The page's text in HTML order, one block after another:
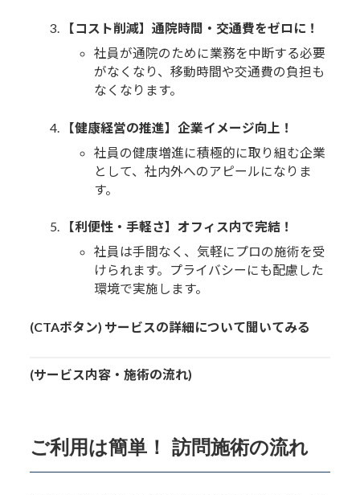
【コスト削減】通院時間・交通費をゼロに！
社員が通院のために業務を中断する必要
がなくなり、移動時間や交通費の負担も
なくなります。
【健康経営の推進】企業イメージ向上！
社員の健康増進に積極的に取り組む企業
として、社内外へのアピールになりま
す。
【利便性・手軽さ】オフィス内で完結！
社員は手間なく、気軽にプロの施術を受
けられます。プライバシーにも配慮した
環境で実施します。
(CTAボタン) サービスの詳細について聞いてみる
(サービス内容・施術の流れ)
ご利用は簡単！ 訪問施術の流れ